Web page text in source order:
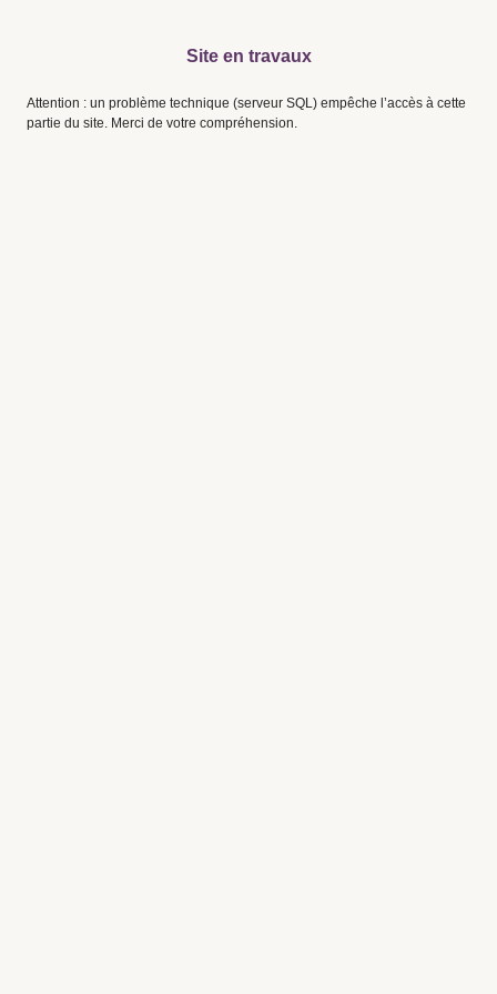
Site en travaux
Attention : un problème technique (serveur SQL) empêche l’accès à cette
partie du site. Merci de votre compréhension.